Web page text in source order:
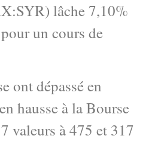
lâche 7,10%
un cours de
ont dépassé en
hausse à la Bourse
valeurs à 475 et 317